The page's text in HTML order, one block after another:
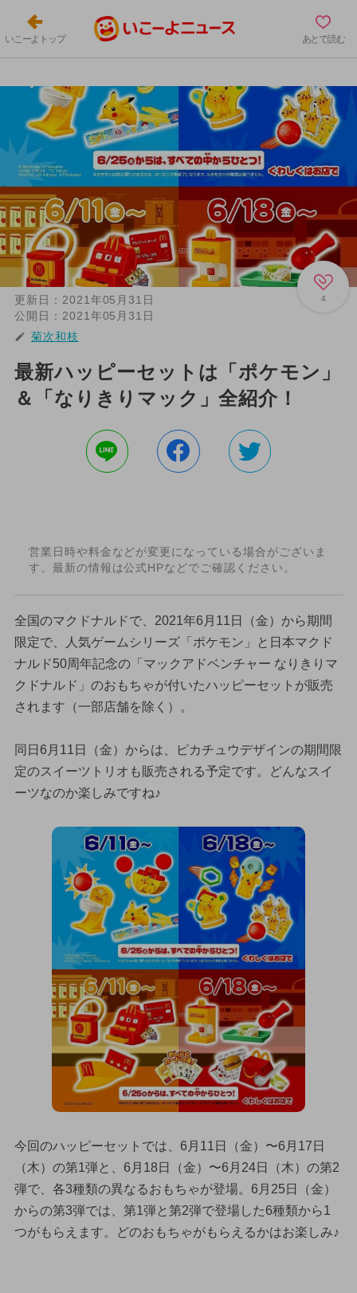
いこーよトップ あとで読む
4
更新日： 2021年05月31日
公開日： 2021年05月31日
菊次和枝
最新ハッピーセットは「ポケモン」
＆「なりきりマック」全紹介！
営業日時や料金などが変更になっている場合がございま
す。最新の情報は公式HPなどでご確認ください。
全国のマクドナルドで、2021年6月11日（金）から期間
限定で、人気ゲームシリーズ「ポケモン」と日本マクド
ナルド50周年記念の「マックアドベンチャー なりきりマ
クドナルド」のおもちゃが付いたハッピーセットが販売
されます（一部店舗を除く）。
同日6月11日（金）からは、ピカチュウデザインの期間限
定のスイーツトリオも販売される予定です。どんなスイ
ーツなのか楽しみですね♪
今回のハッピーセットでは、6月11日（金）〜6月17日
（木）の第1弾と、6月18日（金）〜6月24日（木）の第2
弾で、各3種類の異なるおもちゃが登場。6月25日（金）
からの第3弾では、第1弾と第2弾で登場した6種類から1
つがもらえます。どのおもちゃがもらえるかはお楽しみ♪